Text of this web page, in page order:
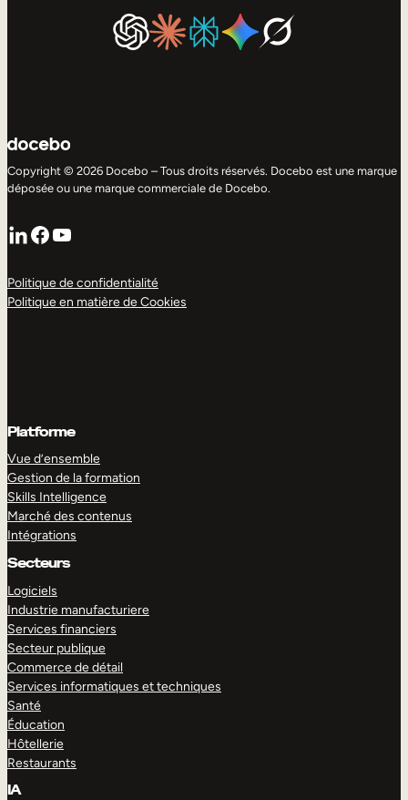
Copyright © 2026 Docebo – Tous droits réservés. Docebo est une marque
déposée ou une marque commerciale de Docebo.
LinkedIn
Facebook
YouTube
Politique de confidentialité
Politique en matière de Cookies
Platforme
Vue d’ensemble
Gestion de la formation
Skills Intelligence
Marché des contenus
Intégrations
Secteurs
Logiciels
Industrie manufacturiere
Services financiers
Secteur publique
Commerce de détail
Services informatiques et techniques
Santé
Éducation
Hôtellerie
Restaurants
IA